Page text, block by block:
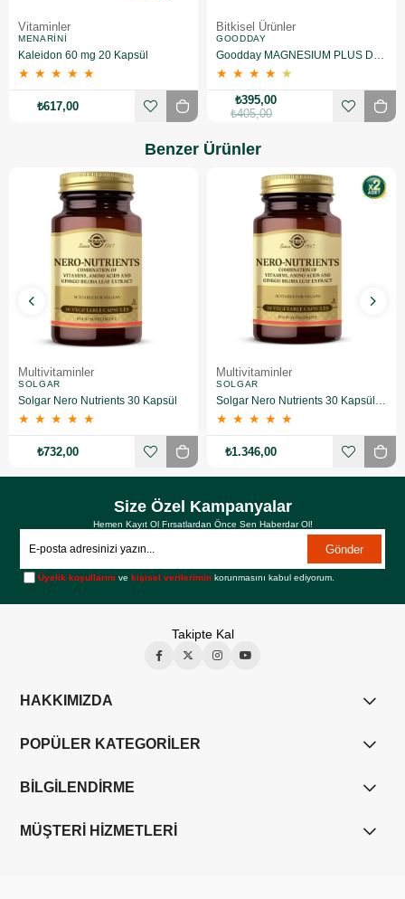
Vitaminler
MENARINI
Kaleidon 60 mg 20 Kapsül
★ ★ ★ ★ ★
₺617,00
Bitkisel Ürünler
GOODDAY
Goodday MAGNESIUM PLUS DUO 60 Tablet
★ ★ ★ ★ ★
₺395,00
₺405,00
Benzer Ürünler
Multivitaminler
SOLGAR
Solgar Nero Nutrients 30 Kapsül
★ ★ ★ ★ ★
₺732,00
Multivitaminler
SOLGAR
Solgar Nero Nutrients 30 Kapsül 2 Adet
★ ★ ★ ★ ★
₺1.346,00
Size Özel Kampanyalar
Hemen Kayıt Ol Fırsatlardan Önce Sen Haberdar Ol!
Gönder
Üyelik koşullarını vekişisel verilerimin korunmasını kabul ediyorum.
Takipte Kal
HAKKIMIZDA
POPÜLER KATEGORİLER
BİLGİLENDİRME
MÜŞTERİ HİZMETLERİ